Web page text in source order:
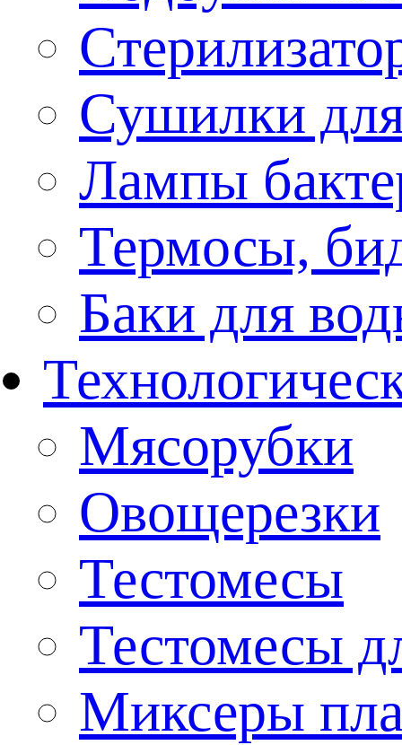
Сушилки
Лампы
Термосы,
Баки для
Мясорубки
Овощерезки
Тестомесы
Тестомесы
Миксеры